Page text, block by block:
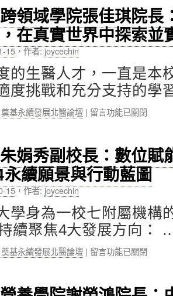
簡
伶
朱
永
續
長：
北
醫
大
體
榮
耀
與
實
踐，
打
造
健
與
的
跨領域學院張佳琪院
在真實世界中探索並
15，作者: joycechin
的生醫人才，一直是本
度挑戰和充分支持的
基永續發展北醫論壇 | 在
跨
領
域
學
張
佳
琪
院
長：
師
留言功能已關閉
朱娟秀副校長：數位
續願景與行動藍圖
15，作者: joycechin
學身為一校七附屬機構
續聚焦4大發展方向：
基永續發展北醫論壇 | 在
朱
留言功能已關閉